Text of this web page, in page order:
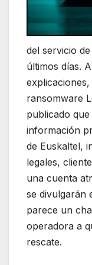
del servicio
últimos días.
ransomware
publicado
información
de Euskaltel,
legales,
una cuenta
se divulgarán
parece un
operadora a
rescate.